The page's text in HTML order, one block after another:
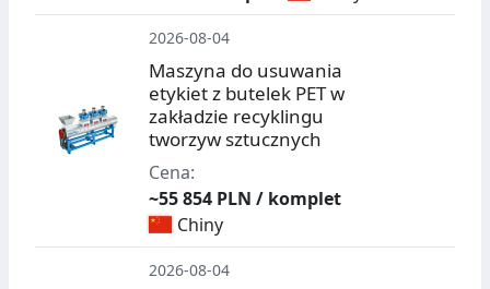
2026-08-04
Maszyna do usuwania
etykiet z butelek PET w
zakładzie recyklingu
tworzyw sztucznych
Cena:
~55 854 PLN / komplet
Chiny
2026-08-04